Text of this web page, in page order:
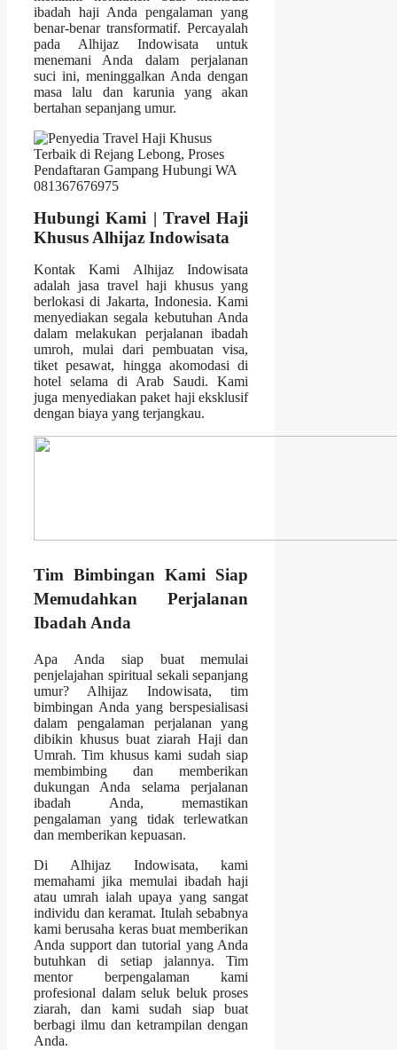
ibadah haji Anda pengalaman yang
benar-benar transformatif. Percayalah
pada Alhijaz Indowisata untuk
menemani Anda dalam perjalanan
suci ini, meninggalkan Anda dengan
masa lalu dan karunia yang akan
bertahan sepanjang umur.
Hubungi Kami | Travel Haji
Khusus Alhijaz Indowisata
Kontak Kami Alhijaz Indowisata
adalah jasa travel haji khusus yang
berlokasi di Jakarta, Indonesia. Kami
menyediakan segala kebutuhan Anda
dalam melakukan perjalanan ibadah
umroh, mulai dari pembuatan visa,
tiket pesawat, hingga akomodasi di
hotel selama di Arab Saudi. Kami
juga menyediakan paket haji eksklusif
dengan biaya yang terjangkau.
Tim Bimbingan Kami Siap
Memudahkan Perjalanan
Ibadah Anda
Apa Anda siap buat memulai
penjelajahan spiritual sekali sepanjang
umur? Alhijaz Indowisata, tim
bimbingan Anda yang berspesialisasi
dalam pengalaman perjalanan yang
dibikin khusus buat ziarah Haji dan
Umrah. Tim khusus kami sudah siap
membimbing dan memberikan
dukungan Anda selama perjalanan
ibadah Anda, memastikan
pengalaman yang tidak terlewatkan
dan memberikan kepuasan.
Di Alhijaz Indowisata, kami
memahami jika memulai ibadah haji
atau umrah ialah upaya yang sangat
individu dan keramat. Itulah sebabnya
kami berusaha keras buat memberikan
Anda support dan tutorial yang Anda
butuhkan di setiap jalannya. Tim
mentor berpengalaman kami
profesional dalam seluk beluk proses
ziarah, dan kami sudah siap buat
berbagi ilmu dan ketrampilan dengan
Anda.